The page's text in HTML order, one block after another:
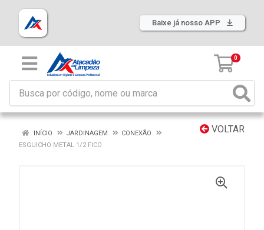
Baixe já nosso APP
0
VOLTAR
INÍCIO JARDINAGEM
CONEXÃO
ESGUICHO METAL 1/2 FICO